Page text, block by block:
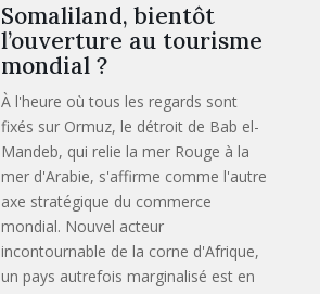
Somaliland, bientôt
l’ouverture au tourisme
mondial ?
À l'heure où tous les regards sont
fixés sur Ormuz, le détroit de Bab el-
Mandeb, qui relie la mer Rouge à la
mer d'Arabie, s'affirme comme l'autre
axe stratégique du commerce
mondial. Nouvel acteur
incontournable de la corne d'Afrique,
un pays autrefois marginalisé est en